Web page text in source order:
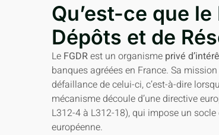
Qu’est-ce que
Dépôts et de
Le FGDRest un organisme privé
banques agréées en France. Sa mission
défaillance de celui-ci, c’est-à-dire
mécanisme découle d’une directive
L312-4 à L312-18), qui impose un
européenne.